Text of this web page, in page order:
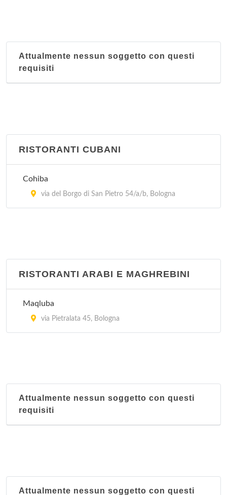
Grande Shanghai
Attualmente nessun soggetto con questi
requisiti
RISTORANTI CUBANI
Cohiba
via del Borgo di San Pietro 54/a/b, Bologna
RISTORANTI ARABI E MAGHREBINI
Maqluba
via Pietralata 45, Bologna
Attualmente nessun soggetto con questi
requisiti
Attualmente nessun soggetto con questi